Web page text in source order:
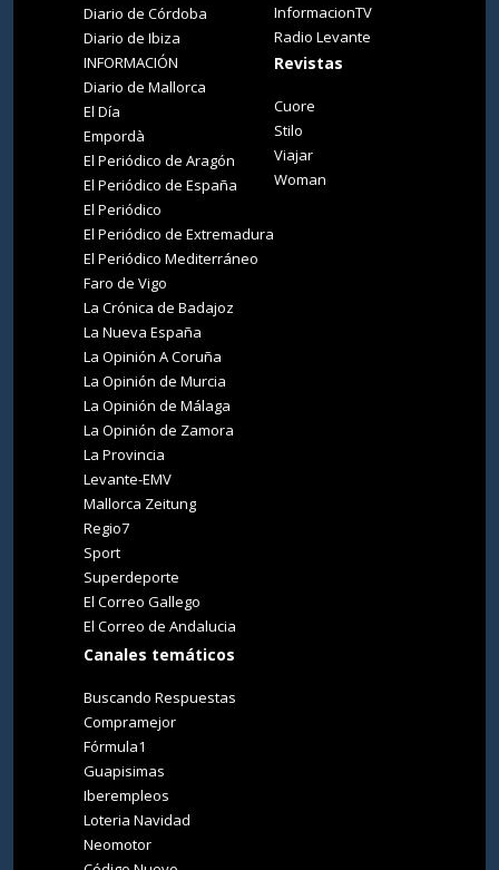
Diario de Córdoba
Diario de Ibiza
INFORMACIÓN
Diario de Mallorca
El Día
Empordà
El Periódico de Aragón
El Periódico de España
El Periódico
El Periódico de Extremadura
El Periódico Mediterráneo
Faro de Vigo
La Crónica de Badajoz
La Nueva España
La Opinión A Coruña
La Opinión de Murcia
La Opinión de Málaga
La Opinión de Zamora
La Provincia
Levante-EMV
Mallorca Zeitung
Regio7
Sport
Superdeporte
El Correo Gallego
El Correo de Andalucia
Canales temáticos
Buscando Respuestas
Compramejor
Fórmula1
Guapisimas
Iberempleos
Loteria Navidad
Neomotor
InformacionTV
Radio Levante
Revistas
Cuore
Stilo
Viajar
Woman